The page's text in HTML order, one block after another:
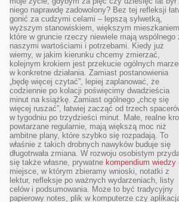
niego naprawdę zadowolony? Bez tej refleksji
gonić za cudzymi celami – lepszą sylwetką,
wyższym stanowiskiem, większym
które w gruncie rzeczy niewiele mają wspólnego
naszymi wartościami i potrzebami. Kiedy już
wiemy, w jakim kierunku chcemy zmierzać,
kolejnym krokiem jest przekucie ogólnych
w konkretne działania. Zamiast postanowienia
„będę więcej czytać”, lepiej zaplanować, że
codziennie po kolacji poświęcimy dwadzieścia
minut na książkę. Zamiast ogólnego „chcę się
więcej ruszać”, łatwiej zacząć od trzech
w tygodniu po trzydzieści minut. Małe, realne
powtarzane regularnie, mają większą moc niż
ambitne plany, które szybko się rozpadają. To
właśnie z takich drobnych nawyków buduje się
długotrwała zmiana. W rozwoju osobistym
się także własne, prywatne kompendium wiedzy
miejsce, w którym zbieramy wnioski, notatki z
lektur, refleksje po ważnych wydarzeniach, listy
celów i podsumowania. Może to być tradycyjny
papierowy notes, plik w komputerze czy